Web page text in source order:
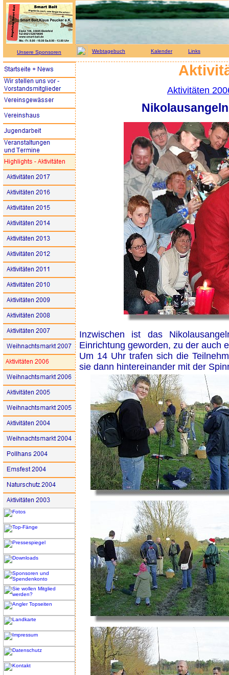
Unsere Sponsoren Webtagebuch Kalender Links
Aktivitäten
Inzwischen ist das
Einrichtung geworden, zu der auch
Um 14 Uhr trafen sich die
sie dann hintereinander mit der